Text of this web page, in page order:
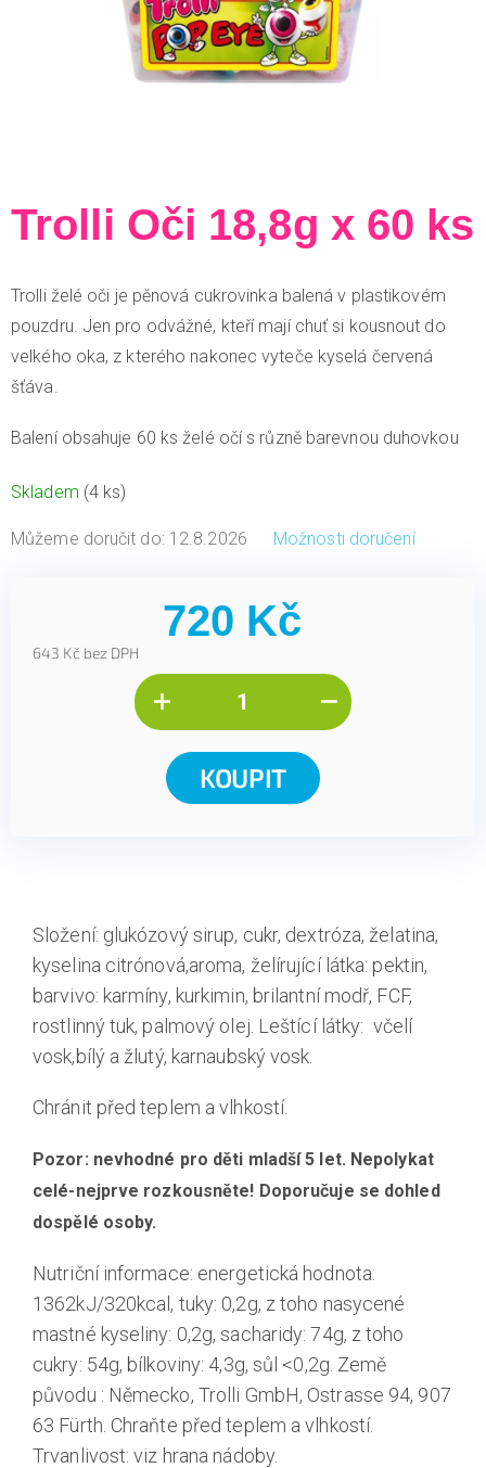
Trolli Oči 18,8g x 60 ks
Trolli želé oči je pěnová cukrovinka balená v plastikovém
pouzdru. Jen pro odvážné, kteří mají chuť si kousnout do
velkého oka, z kterého nakonec vyteče kyselá červená
šťáva.
Balení obsahuje 60 ks želé očí s různě barevnou duhovkou
Skladem (4 ks)
Můžeme doručit do: 12.8.2026 Možnosti doručení
720 Kč
643 Kč bez DPH
KOUPIT
Složení: glukózový sirup, cukr, dextróza, želatina,
kyselina citrónová,aroma, želírující látka: pektin,
barvivo: karmíny, kurkimin, brilantní modř, FCF,
rostlinný tuk, palmový olej. Leštící látky: včelí
vosk,bílý a žlutý, karnaubský vosk
Chránit před teplem a vlhkostí.
Pozor: nevhodné pro děti mladší 5 let. Nepolykat
celé-nejprve rozkousněte! Doporučuje se dohled
dospělé osoby.
Nutriční informace: energetická hodnota:
1362kJ/320kcal, tuky: 0,2g, z toho nasycené
mastné kyseliny: 0,2g, sacharidy: 74g, z toho
cukry: 54g, bílkoviny: 4,3g, sůl <0,2g. Země
původu : Německo, Trolli GmbH, Ostrasse 94, 907
63 Fürth. Chraňte před teplem a vlhkostí.
Trvanlivost: viz hrana nádoby.